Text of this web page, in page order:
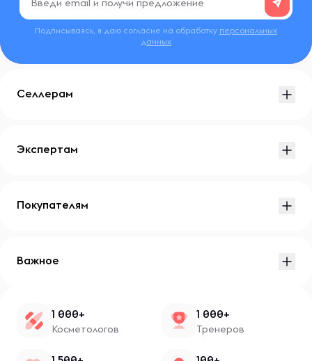
Подписываясь, я даю согласие на обработку персональных
данных
Селлерам
Экспертам
Покупателям
Важное
1 000+
Косметологов
1 000+
Тренеров